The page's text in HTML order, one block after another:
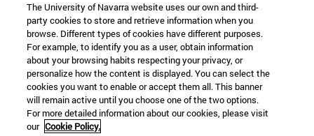
The University of Navarra website uses our own and third-
party cookies to store and retrieve information when you
browse. Different types of cookies have different purposes.
For example, to identify you as a user, obtain information
about your browsing habits respecting your privacy, or
personalize how the content is displayed. You can select the
cookies you want to enable or accept them all. This banner
will remain active until you choose one of the two options.
For more detailed information about our cookies, please visit
our Cookie Policy.